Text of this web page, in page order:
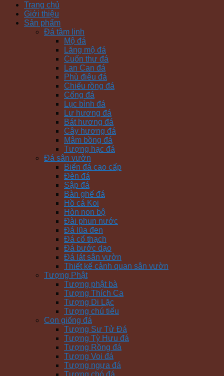
Trang chủ
Giới thiệu
Sản phẩm
Đá tâm linh
Mộ đá
Lăng mộ đá
Cuốn thư đá
Lan Can đá
Phù điêu đá
Chiếu rồng đá
Cổng đá
Lục bình đá
Lư hương đá
Bát hương đá
Cây hương đá
Mâm bồng đá
Tượng hạc đá
Đá sân vườn
Biển đá cao cấp
Đèn đá
Sập đá
Bàn ghế đá
Hồ cá Koi
Hòn non bộ
Đài phun nước
Đá lũa đen
Đá cổ thạch
Đá bước dạo
Đá lát sân vườn
Thiết kế cảnh quan sân vườn
Tượng Phật
Tượng phật bà
Tượng Thích Ca
Tượng Di Lặc
Tượng chú tiểu
Con giống đá
Tượng Sư Tử Đá
Tượng Tỳ Hưu đá
Tượng Rồng đá
Tượng Voi đá
Tượng ngựa đá
Tượng chó đá